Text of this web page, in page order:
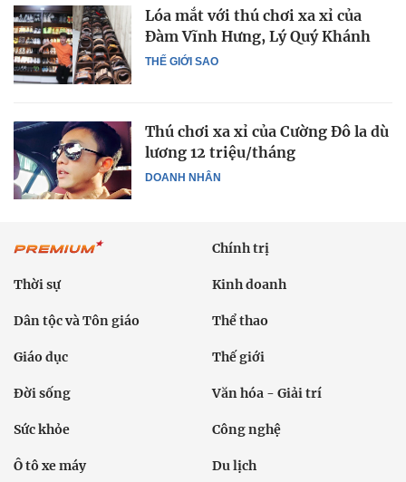
THẾ GIỚI SAO
Lóa mắt với thú chơi xa xỉ của
Đàm Vĩnh Hưng, Lý Quý Khánh
DOANH NHÂN
Thú chơi xa xỉ của Cường Đô la dù
lương 12 triệu/tháng
Chính trị
Thời sự Kinh doanh
Dân tộc và Tôn giáo Thể thao
Giáo dục Thế giới
Đời sống Văn hóa - Giải trí
Sức khỏe Công nghệ
Ô tô xe máy Du lịch